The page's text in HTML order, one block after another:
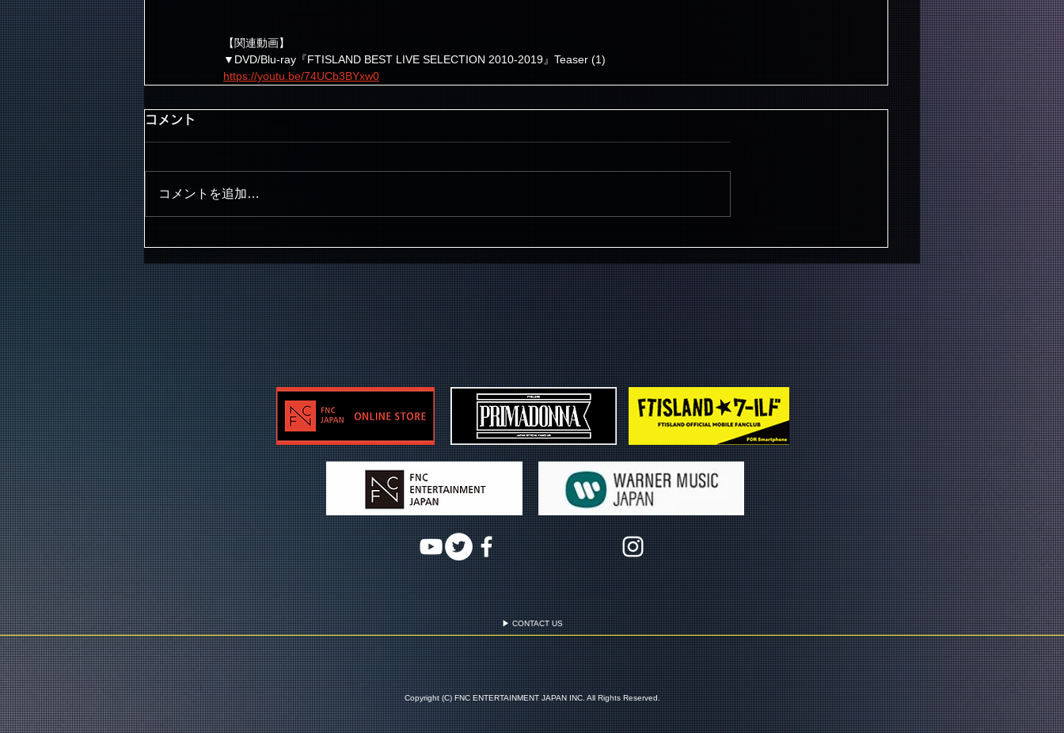
【関連動画】
▼DVD/Blu-ray『FTISLAND BEST LIVE SELECTION 2010-2019』Teaser (1)
https://youtu.be/74UCb3BYxw0
コメント
コメントを追加…
▶ CONTACT US
Copyright (C) FNC ENTERTAINMENT JAPAN INC. All Rights Reserved.